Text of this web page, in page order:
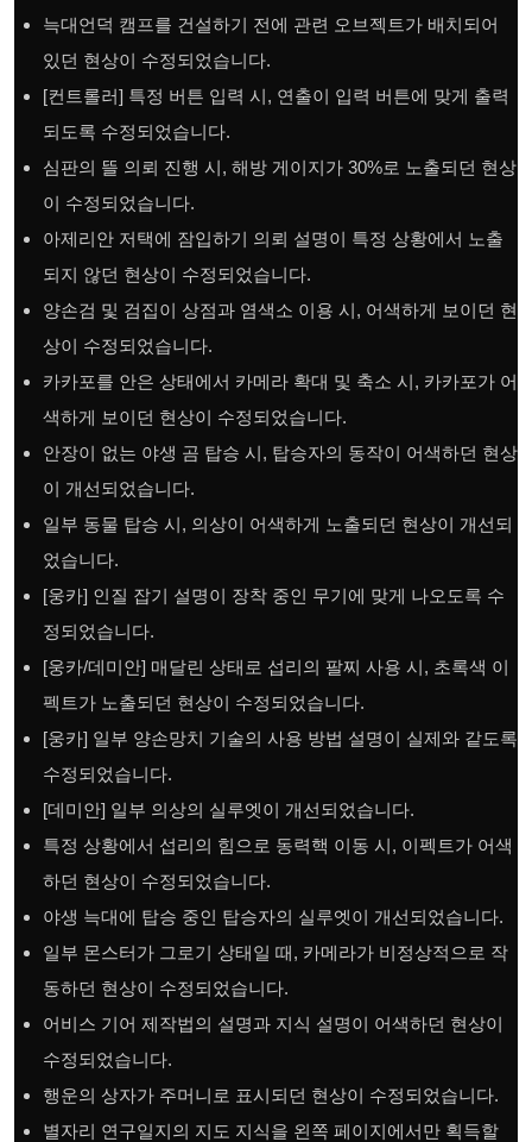
늑대언덕 캠프를 건설하기 전에 관련 오브젝트가 배치되어
있던 현상이 수정되었습니다.
[컨트롤러] 특정 버튼 입력 시, 연출이 입력 버튼에 맞게 출력
되도록 수정되었습니다.
심판의 뜰 의뢰 진행 시, 해방 게이지가 30%로 노출되던 현상
이 수정되었습니다.
아제리안 저택에 잠입하기 의뢰 설명이 특정 상황에서 노출
되지 않던 현상이 수정되었습니다.
양손검 및 검집이 상점과 염색소 이용 시, 어색하게 보이던 현
상이 수정되었습니다.
카카포를 안은 상태에서 카메라 확대 및 축소 시, 카카포가 어
색하게 보이던 현상이 수정되었습니다.
안장이 없는 야생 곰 탑승 시, 탑승자의 동작이 어색하던 현상
이 개선되었습니다.
일부 동물 탑승 시, 의상이 어색하게 노출되던 현상이 개선되
었습니다.
[웅카] 인질 잡기 설명이 장착 중인 무기에 맞게 나오도록 수
정되었습니다.
[웅카/데미안] 매달린 상태로 섭리의 팔찌 사용 시, 초록색 이
펙트가 노출되던 현상이 수정되었습니다.
[웅카] 일부 양손망치 기술의 사용 방법 설명이 실제와 같도록
수정되었습니다.
[데미안] 일부 의상의 실루엣이 개선되었습니다.
특정 상황에서 섭리의 힘으로 동력핵 이동 시, 이펙트가 어색
하던 현상이 수정되었습니다.
야생 늑대에 탑승 중인 탑승자의 실루엣이 개선되었습니다.
일부 몬스터가 그로기 상태일 때, 카메라가 비정상적으로 작
동하던 현상이 수정되었습니다.
어비스 기어 제작법의 설명과 지식 설명이 어색하던 현상이
수정되었습니다.
행운의 상자가 주머니로 표시되던 현상이 수정되었습니다.
별자리 연구일지의 지도 지식을 왼쪽 페이지에서만 획득할